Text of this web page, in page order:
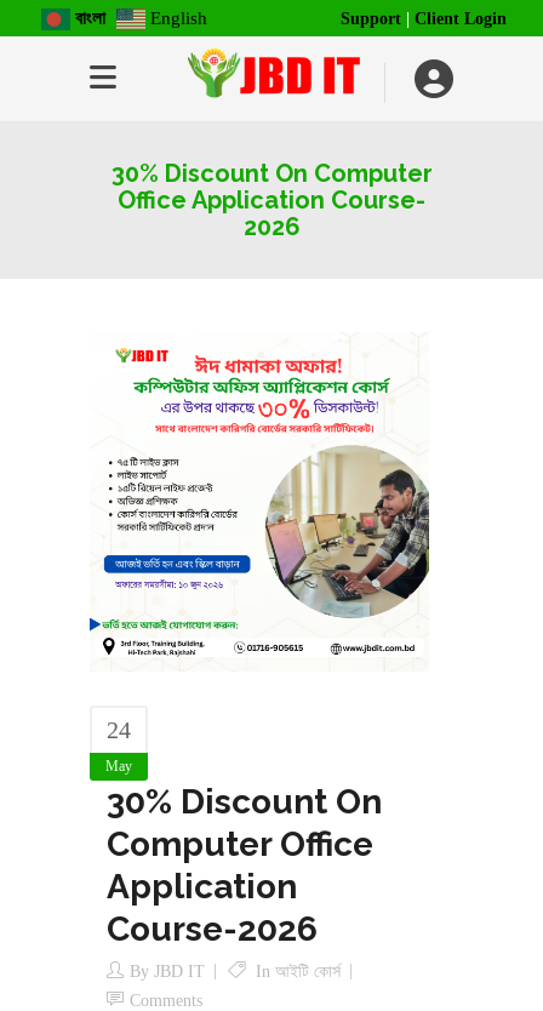
বাংলা English Support Client Login
30% Discount On Computer
Office Application Course-
2026
24
May
30% Discount On
Computer Office
Application
Course-2026
By JBD IT In আইটি কোর্স
Comments